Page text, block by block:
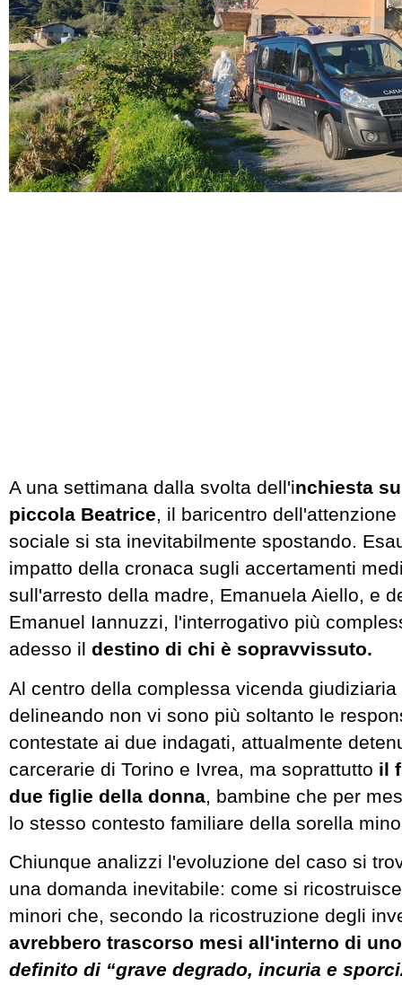
A una settimana dalla svolta dell'inchiesta
piccola Beatrice, il baricentro
sociale si sta inevitabilmente spostando.
impatto della cronaca sugli accertamenti
sull'arresto della madre, Emanuela Aiello, e
Emanuel Iannuzzi, l'interrogativo più
adesso il destino di chi è sopravvissuto.
Al centro della complessa vicenda
delineando non vi sono più soltanto le
contestate ai due indagati, attualmente
carcerarie di Torino e Ivrea, ma soprattutto il
due figlie della donna , bambine che per
lo stesso contesto familiare della sorella
Chiunque analizzi l'evoluzione del caso si
una domanda inevitabile: come si
minori che, secondo la ricostruzione degli
avrebbero trascorso mesi all'interno di
definito di “grave degrado, incuria e